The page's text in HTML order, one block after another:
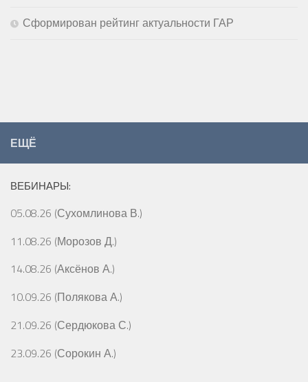
Сформирован рейтинг актуальности ГАР
ЕЩЁ
ВЕБИНАРЫ:
05.08.26 (Сухомлинова В.)
11.08.26 (Морозов Д.)
14.08.26 (Аксёнов А.)
10.09.26 (Полякова А.)
21.09.26 (Сердюкова С.)
23.09.26 (Сорокин А.)